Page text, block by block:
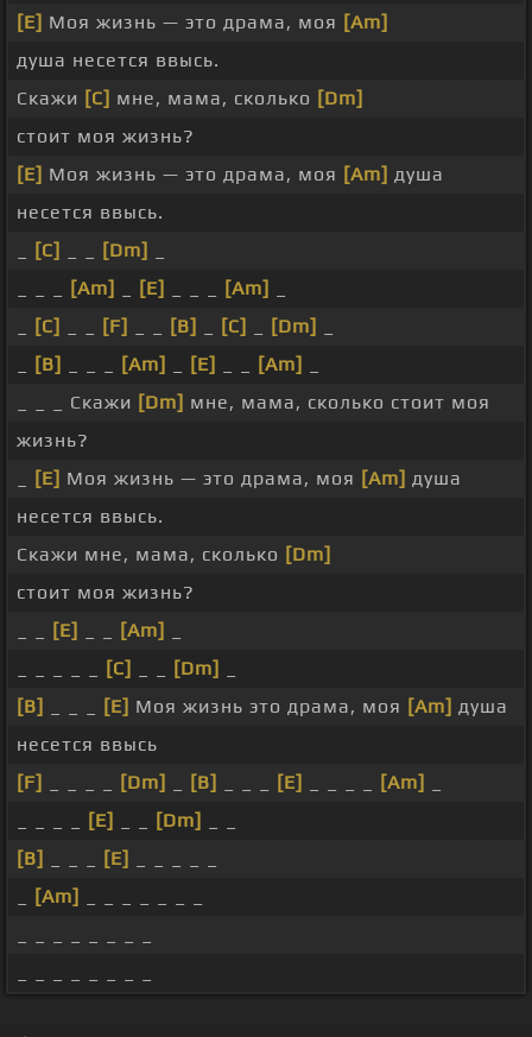
[E] Моя жизнь — это драма, моя [Am]
душа несется ввысь.
Скажи [C] мне, мама, сколько [Dm]
стоит моя жизнь?
[E] Моя жизнь — это драма, моя [Am] душа
несется ввысь.
[C] [Dm]
[Am] [E] [Am]
[C] [F] [B] [C] [Dm]
[B] [Am] [E] [Am]
_ _ _ Скажи [Dm] мне, мама, сколько стоит моя
жизнь?
[E] Моя жизнь — это драма, моя [Am] душа
несется ввысь.
Скажи мне, мама, сколько [Dm]
стоит моя жизнь?
[E] [Am]
[C] [Dm]
[B]
[E] Моя жизнь это драма, моя [Am] душа
несется ввысь
[F]
[Dm] [B] [E] [Am]
[E] [Dm]
[B]
[E]
[Am]